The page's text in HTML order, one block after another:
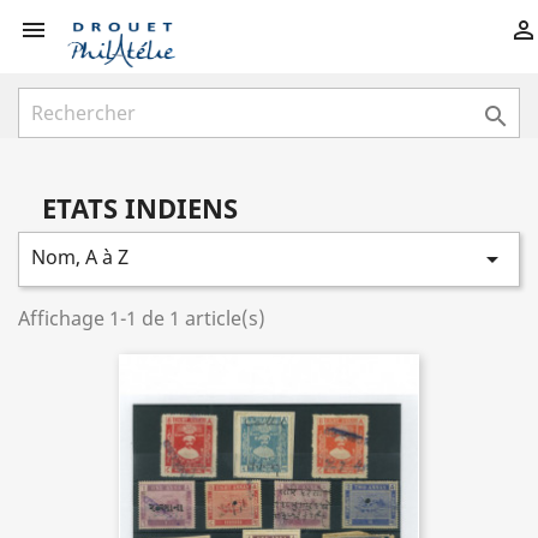
 

ETATS INDIENS
Nom, A à Z 
Affichage 1-1 de 1 article(s)